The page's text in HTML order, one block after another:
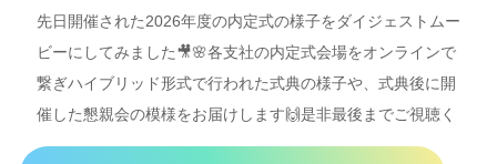
先日開催された2026年度の内定式の様子をダイジェストムー
ビーにしてみました🎥🌸各支社の内定式会場をオンラインで
繋ぎハイブリッド形式で行われた式典の様子や、式典後に開
催した懇親会の模様をお届けします🙌是非最後までご視聴く
ださいね＾＾